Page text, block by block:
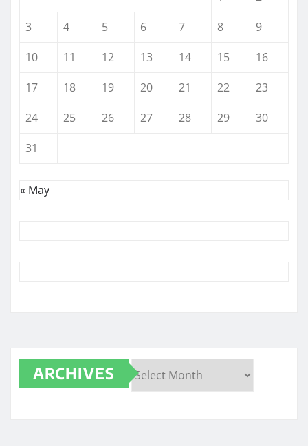
3
4 5 6 7 8
9
10
11 12 13 14 15
16
17
18 19 20 21 22
23
24
25 26 27 28 29
30
31
« May
ARCHIVES